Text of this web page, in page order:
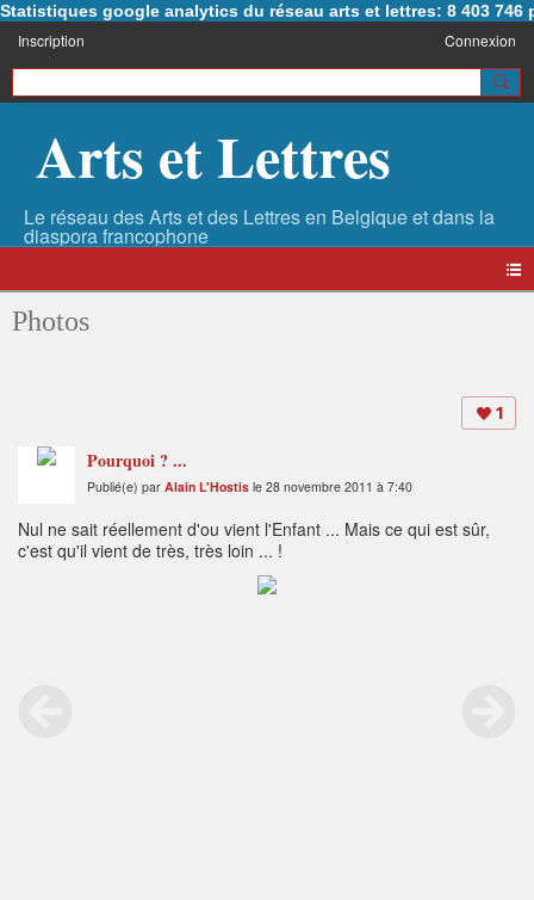
Statistiques google analytics du réseau arts et lettres: 8 403 746
Inscription Connexion
Arts et Lettres
Photos
1
Pourquoi ? ...
Publié(e) par Alain L'Hostis le 28 novembre 2011 à 7:40
Nul ne sait réellement d'ou vient l'Enfant ... Mais ce qui est sûr,
c'est qu'il vient de très, très loin ... !